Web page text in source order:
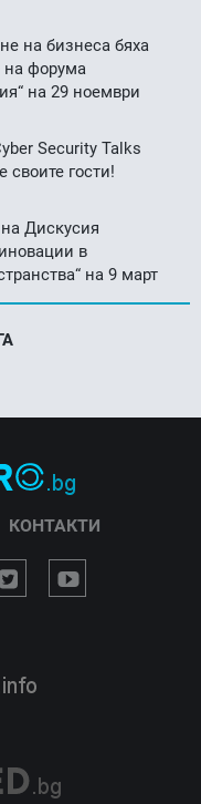
на бизнеса бяха
на форума
на 29 ноември
Security Talks
своите гости!
Дискусия
в
на 9 март
КОНТАКТИ